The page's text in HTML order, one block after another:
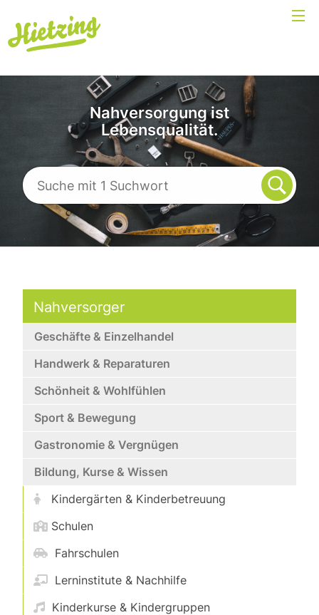
Nahversorgung ist
Lebensqualität.
Nahversorger
Geschäfte & Einzelhandel
Handwerk & Reparaturen
Schönheit & Wohlfühlen
Sport & Bewegung
Gastronomie & Vergnügen
Bildung, Kurse & Wissen
Kindergärten & Kinderbetreuung
Schulen
Fahrschulen
Lerninstitute & Nachhilfe
Kinderkurse & Kindergruppen